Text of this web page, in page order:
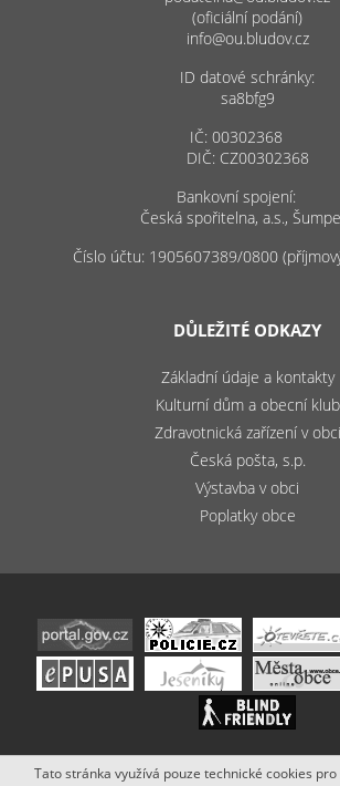
(oficiální podání)
info@ou.bludov.cz
ID datové schránky:
sa8bfg9
IČ: 00302368
DIČ: CZ00302368
Bankovní spojení:
Česká spořitelna, a.s.,
Číslo účtu: 1905607389/0800
DŮLEŽITÉ ODKAZY
Základní údaje a kontakty
Kulturní dům a obecní klub
Zdravotnická zařízení v obci
Česká pošta, s.p.
Výstavba v obci
Poplatky obce
Tato stránka využívá pouze technické cookies